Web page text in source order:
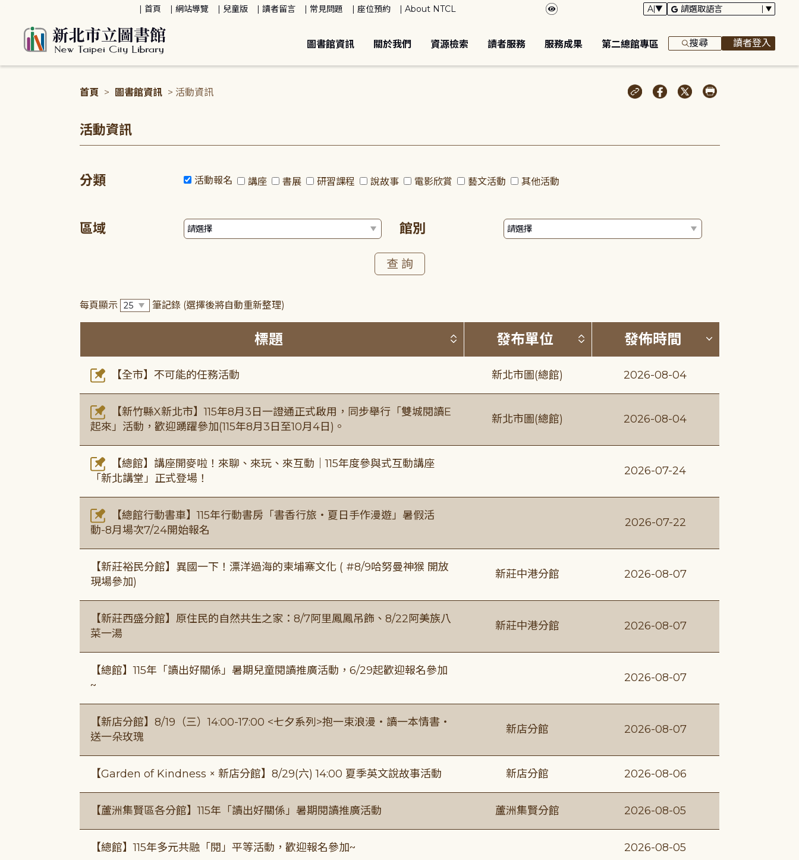
首頁 網站導覽 兒童版 讀者留言 常見問題 座位預約 About NTCL
圖書館資訊 關於我們 資源檢索 讀者服務 服務成果 第二總館專區 搜尋 讀者登入
首頁 > 圖書館資訊 > 活動資訊
活動資訊
分類 活動報名 講座 書展 研習課程 說故事 電影欣賞 藝文活動 其他活動
區域 館別
每頁顯示 筆記錄 (選擇後將自動重新整理)
標題 按標題排序 (升降冪)
發布單位 按發布單位排序 (升降冪)
發佈時間 按發佈時間
【全市】不可能的任務活動 新北市圖(總館) 2026-08-04
【新竹縣X新北市】115年8月3日一證通正式啟用，同步舉行「雙城閱讀E
起來」活動，歡迎踴躍參加(115年8月3日至10月4日)。
新北市圖(總館) 2026-08-04
【總館】講座開麥啦！來聊、來玩、來互動｜115年度參與式互動講座
「新北講堂」正式登場！
2026-07-24
【總館行動書車】115年行動書房「書香行旅・夏日手作漫遊」暑假活
動-8月場次7/24開始報名
2026-07-22
【新莊裕民分館】異國一下！漂洋過海的柬埔寨文化 ( #8/9哈努曼神猴 開放
現場參加)
新莊中港分館 2026-08-07
【新莊西盛分館】原住民的自然共生之家：8/7阿里鳳鳳吊飾、8/22阿美族八
菜一湯
新莊中港分館 2026-08-07
【總館】115年「讀出好關係」暑期兒童閱讀推廣活動，6/29起歡迎報名參加
~
2026-08-07
【新店分館】8/19（三）14:00-17:00 <七夕系列>抱一束浪漫・讀一本情書・
送一朵玫瑰
新店分館 2026-08-07
【Garden of Kindness × 新店分館】8/29(六) 14:00 夏季英文說故事活動 新店分館 2026-08-06
【蘆洲集賢區各分館】115年「讀出好關係」暑期閱讀推廣活動 蘆洲集賢分館 2026-08-05
【總館】115年多元共融「閱」平等活動，歡迎報名參加~ 2026-08-05